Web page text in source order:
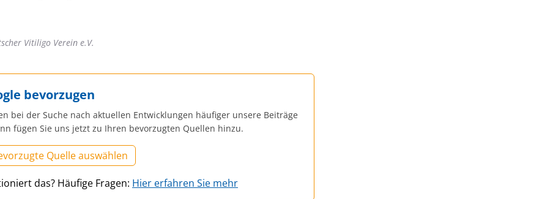
Vitiligo Verein e.V.
bevorzugen
bei der Suche nach aktuellen Entwicklungen häufiger unsere Beiträge
fügen Sie uns jetzt zu Ihren bevorzugten Quellen hinzu.
Quelle auswählen
das? Häufige Fragen: Hier erfahren Sie mehr